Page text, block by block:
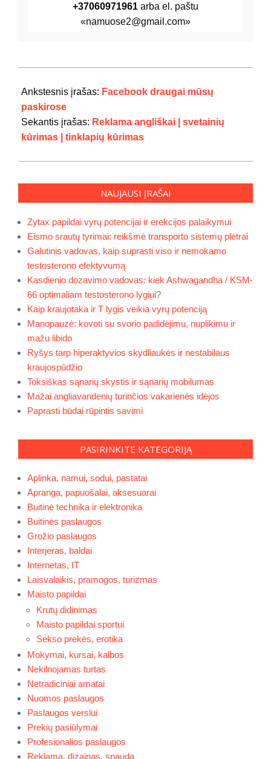
+37060971961 arba el. paštu
«namuose2@gmail.com»
10-
18
Ankstesnis įrašas: Facebook draugai mūsų
paskirose
Sekantis įrašas: Reklama angliškai | svetainių
kūrimas | tinklapių kūrimas
NAUJAUSI ĮRAŠAI
Zytax papildai vyrų potencijai ir erekcijos palaikymui
Eismo srautų tyrimai: reikšmė transporto sistemų plėtrai
Galutinis vadovas, kaip suprasti viso ir nemokamo
testosterono efektyvumą
Kasdienio dozavimo vadovas: kiek Ashwagandha / KSM-
66 optimaliam testosterono lygiui?
Kaip kraujotaka ir T lygis veikia vyrų potenciją
Manopauzė: kovoti su svorio padidėjimu, nuplikimu ir
mažu libido
Ryšys tarp hiperaktyvios skydliaukės ir nestabilaus
kraujospūdžio
Toksiškas sąnarių skystis ir sąnarių mobilumas
Mažai angliavandenių turinčios vakarienės idėjos
Paprasti būdai rūpintis savimi
PASIRINKITE KATEGORIJĄ
Aplinka, namui, sodui, pastatai
Apranga, papuošalai, aksesuarai
Buitinė technika ir elektronika
Buitinės paslaugos
Grožio paslaugos
Interjeras, baldai
Internetas, IT
Laisvalaikis, pramogos, turizmas
Maisto papildai
Krutų didinimas
Maisto papildai sportui
Sekso prekės, erotika
Mokymai, kursai, kalbos
Nekilnojamas turtas
Netradiciniai amatai
Nuomos paslaugos
Paslaugos verslui
Prekių pasiūlymai
Profesionalios paslaugos
Reklama, dizainas, spauda